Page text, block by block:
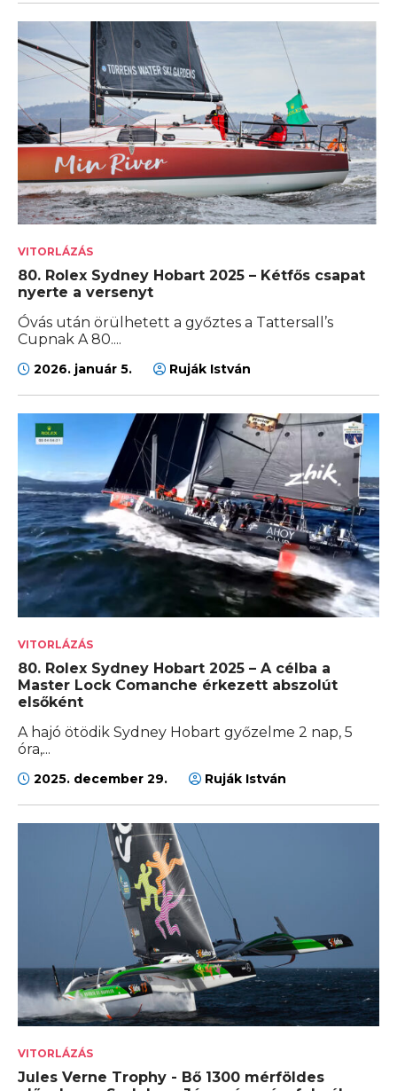
VITORLÁZÁS
80. Rolex Sydney Hobart 2025 – Kétfős csapat
nyerte a versenyt
Óvás után örülhetett a győztes a Tattersall’s
Cupnak A 80....
2026. január 5. Ruják István
VITORLÁZÁS
80. Rolex Sydney Hobart 2025 – A célba a
Master Lock Comanche érkezett abszolút
elsőként
A hajó ötödik Sydney Hobart győzelme 2 nap, 5
óra,...
2025. december 29. Ruják István
VITORLÁZÁS
Jules Verne Trophy - Bő 1300 mérföldes